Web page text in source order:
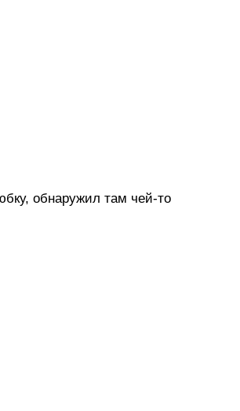
обнаружил там чей-то